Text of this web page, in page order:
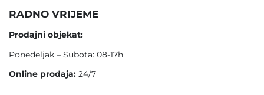
RADNO VRIJEME
Prodajni objekat:
Ponedeljak – Subota: 08-17h
Online prodaja: 24/7